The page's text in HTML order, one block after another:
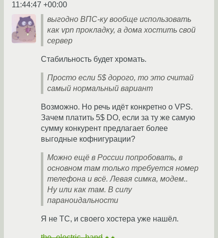
11:44:47 +00:00
выгодно ВПС-ку вообще использовать
как vpn прокладку, а дома хостить свой
сервер
Стабильность будет хромать.
Просто если 5$ дорого, то это считай
самый нормальный вариант
Возможно. Но речь идёт конкретно о VPS.
Зачем платить 5$ DO, если за ту же самую
сумму конкурент предлагает более
выгодные кофнигурации?
Можно ещё в России попробовать, в
основном там только требуется номер
телефона и всё. Левая симка, модем..
Ну или как там. В силу
параноидальности
Я не ТС, и своего хостера уже нашёл.